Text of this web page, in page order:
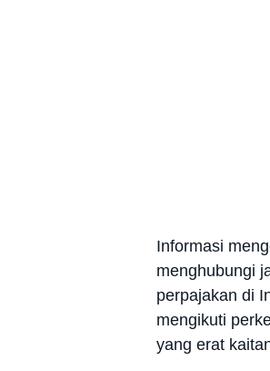
Informasi
menghubungi
perpajakan di
mengikuti
yang erat